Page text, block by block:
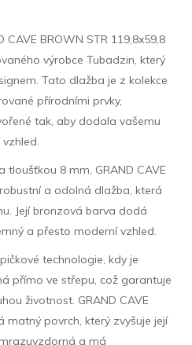
BROWN STR 119,8x59,8
výrobce Tubadzin, který
Tato dlažba je z kolekce
přírodními prvky,
tak, aby dodala vašemu
tloušťkou 8 mm, GRAND CAVE
a odolná dlažba, která
Její bronzová barva dodá
a přesto moderní vzhled.
technologie, kdy je
přímo ve střepu, což garantuje
životnost. GRAND CAVE
matný povrch, který zvyšuje její
a má